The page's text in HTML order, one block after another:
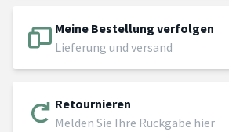
Meine Bestellung verfolgen
Lieferung und versand
Retournieren
Melden Sie Ihre Rückgabe hier